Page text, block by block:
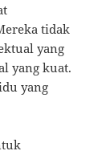
tidak
yang
yang kuat.
yang